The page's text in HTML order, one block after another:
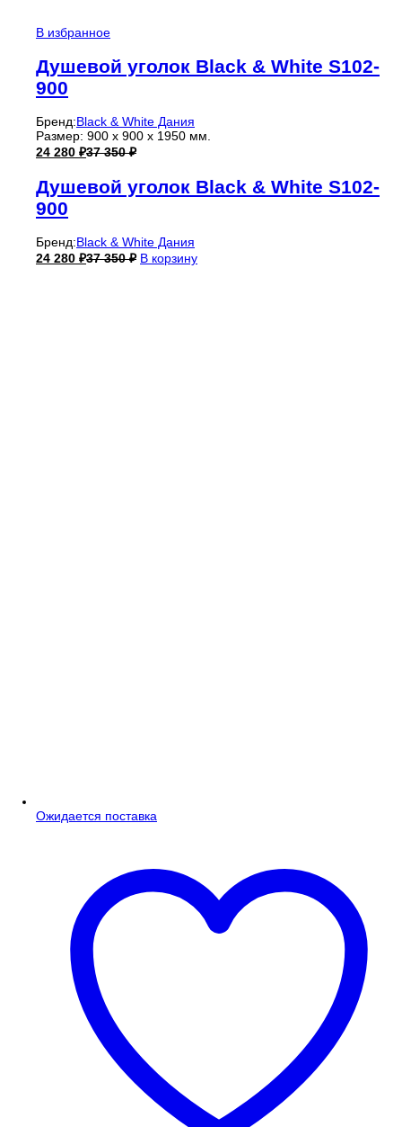
В избранное
Душевой уголок Black & White S102-
900
Бренд:Black & White Дания
Размер: 900 x 900 x 1950 мм.
24 280 ₽37 350₽
Душевой уголок Black & White S102-
900
Бренд:Black & White Дания
24 280 ₽37 350₽ В корзину
Ожидается поставка